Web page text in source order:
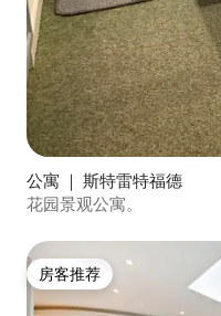
公寓 ｜ 斯特雷特福德
花园景观公寓。
房客推荐
房客推荐